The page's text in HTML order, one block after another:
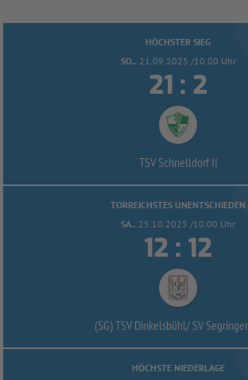
HÖCHSTER SIEG
SO.. 21.09.2025 /10:00 Uhr
 : 
TSV Schnelldorf II
TORREICHSTES UNENTSCHIEDEN
SA.. 25.10.2025 /10:00 Uhr
 : 
(SG) TSV Dinkelsbühl/SV
HÖCHSTE NIEDERLAGE